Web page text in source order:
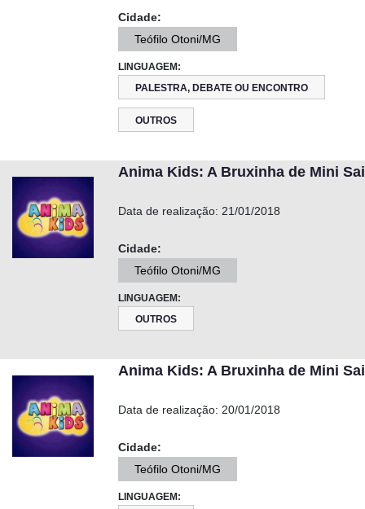
Cidade:
Teófilo Otoni/MG
LINGUAGEM:
PALESTRA, DEBATE OU ENCONTRO
OUTROS
Anima Kids: A Bruxinha de Mini
Data de realização: 21/01/2018
Cidade:
Teófilo Otoni/MG
LINGUAGEM:
OUTROS
Anima Kids: A Bruxinha de Mini
Data de realização: 20/01/2018
Cidade:
Teófilo Otoni/MG
LINGUAGEM: